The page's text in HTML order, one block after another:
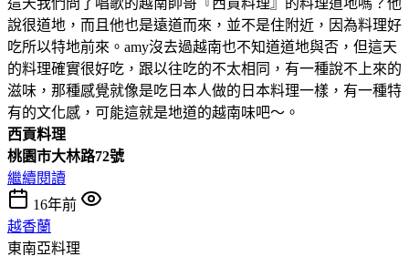
說很道地，而且他也是遠道而來，並不是住附近，因為料理好
吃所以特地前來。amy沒去過越南也不知道道地與否，但這天
的料理確實很好吃，跟以往吃的不太相同，有一種說不上來的
滋味，那種感覺就像是吃日本人做的日本料理一樣，有一種特
有的文化感，可能這就是地道的越南味吧～。
西貢料理
桃園市大林路72號
繼續閱讀
16年前
越香蘭
東南亞料理